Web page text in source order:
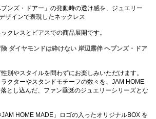
ンズ・ドアー」の発動時の透け感を、ジュエリー
ザインで表現したネックレス
クレスとピアスでの商品展開です。
ダイヤモンドは砕けない 岸辺露伴 ヘブンズ・ドア
別やスタイルを問わずにお楽しみいただけます。
クターやスタンドモチーフの数々を、JAM HOME
とし込んだ、ファン垂涎のジュエリーシリーズとな
HOME MADE」ロゴの入ったオリジナルBOX を